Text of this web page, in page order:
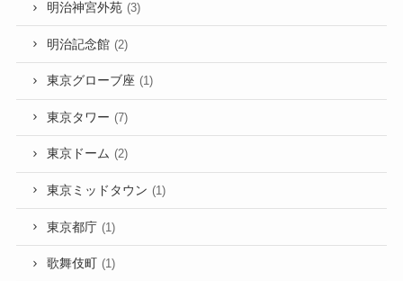
明治神宮外苑 (3)
明治記念館 (2)
東京グローブ座 (1)
東京タワー (7)
東京ドーム (2)
東京ミッドタウン (1)
東京都庁 (1)
歌舞伎町 (1)